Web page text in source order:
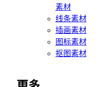
素材
线条素材
插画素材
图标素材
抠图素材